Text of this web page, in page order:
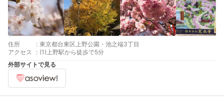
住所 : 東京都台東区上野公園・池之端3丁目
アクセス
: (1)上野駅から徒歩で5分
外部サイトで見る